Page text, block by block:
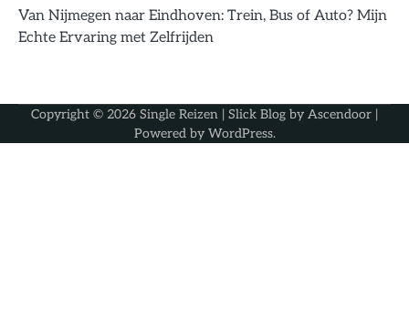
Van Nijmegen naar Eindhoven: Trein, Bus of Auto? Mijn
Echte Ervaring met Zelfrijden
Copyright © 2026 Single Reizen | Slick Blog by Ascendoor |
Powered by WordPress.